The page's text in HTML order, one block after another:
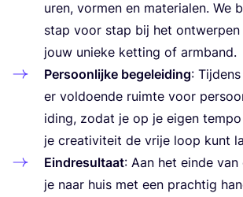
uren, vor­men en mate­ri­alen. We
stap voor stap bij het ontwer­pen
jouw uni­eke ket­ting of armband.
Per­so­onlij­ke bege­le­iding:
er vol­do­en­de ruim­te voor
iding, zodat je op je eigen
je cre­ati­vi­te­it de vri­je loop kunt
Ein­dre­sul­ta­at: Aan het ein­de
je naar huis met een prac­h­tig